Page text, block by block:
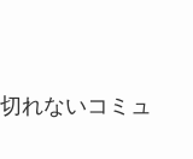
れないコミュ